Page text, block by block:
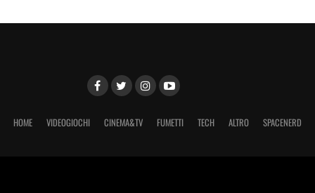
HOME VIDEOGIOCHI CINEMA&TV FUMETTI TECH ALTRO SPACENERD